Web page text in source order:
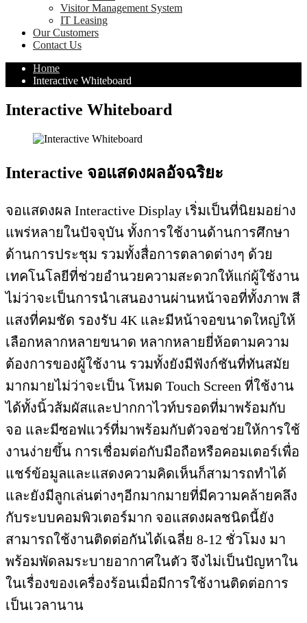
Visitor Management System
IT Leasing
Our Customers
Contact Us
Home
Interactive Whiteboard
Interactive Whiteboard
Interactive จอแสดงผลอัจฉริยะ
จอแสดงผล Interactive Display เริ่มเป็นที่นิยมอย่าง
แพร่หลายในปัจจุบัน ทั้งการใช้งานด้านการศึกษา
ด้านการประชุม รวมทั้งสื่อการตลาดต่างๆ ด้วย
เทคโนโลยีที่ช่วยอำนวยความสะดวกให้แก่ผู้ใช้งาน
ไม่ว่าจะเป็นการนำเสนองานผ่านหน้าจอที่ทั้งภาพ สี
แสงที่คมชัด รองรับ 4K และมีหน้าจอขนาดใหญ่ให้
เลือกหลากหลายขนาด หลากหลายยี่ห้อตามความ
ต้องการของผู้ใช้งาน รวมทั้งยังมีฟังก์ชันที่ทันสมัย
มากมายไม่ว่าจะเป็น โหมด Touch Screen ที่ใช้งาน
ได้ทั้งนิ้วส้มผัสและปากกาไวท์บรอดที่มาพร้อมกับ
จอ และมีซอฟแวร์ที่มาพร้อมกับตัวจอช่วยให้การใช้
งานง่ายขึ้น การเชื่อมต่อกับมือถือหรือคอมเตอร์เพื่อ
แชร์ข้อมูลและแสดงความคิดเห็นก็สามารถทำได้
และยังมีลูกเล่นต่างๆอีกมากมายที่มีความคล้ายคลึง
กับระบบคอมพิวเตอร์มาก จอแสดงผลชนิดนี้ยัง
สามารถใช้งานติดต่อกันได้เฉลี่ย 8-12 ชั่วโมง มา
พร้อมพัดลมระบายอากาศในตัว จึงไม่เป็นปัญหาใน
ในเรื่องของเครื่องร้อนเมื่อมีการใช้งานติดต่อการ
เป็นเวลานาน